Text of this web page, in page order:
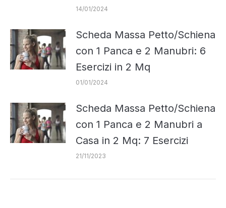
14/01/2024
Scheda Massa Petto/Schiena
con 1 Panca e 2 Manubri: 6
Esercizi in 2 Mq
01/01/2024
Scheda Massa Petto/Schiena
con 1 Panca e 2 Manubri a
Casa in 2 Mq: 7 Esercizi
21/11/2023